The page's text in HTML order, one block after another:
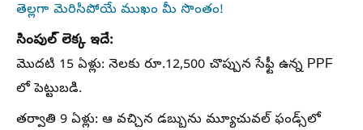
తెల్లగా మెరిసిపోయే ముఖం మీ సొంతం!
సింపుల్ లెక్క ఇదే:
మొదటి 15 ఏళ్లు: నెలకు రూ.12,500 చొప్పున సేఫ్టీ ఉన్న PPF
లో పెట్టుబడి.
తర్వాతి 9 ఏళ్లు: ఆ వచ్చిన డబ్బును మ్యూచువల్ ఫండ్స్‌లో